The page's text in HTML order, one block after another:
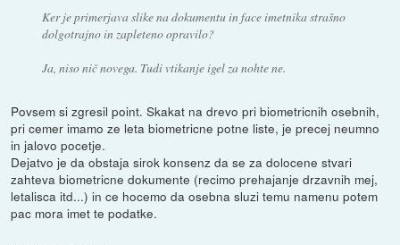
Ker je primerjava slike na dokumentu in face imetnika strašno
dolgotrajno in zapleteno opravilo?
Ja, niso nič novega. Tudi vtikanje igel za nohte ne.
Povsem si zgresil point. Skakat na drevo pri biometricnih osebnih,
pri cemer imamo ze leta biometricne potne liste, je precej neumno
in jalovo pocetje.
Dejatvo je da obstaja sirok konsenz da se za dolocene stvari
zahteva biometricne dokumente (recimo prehajanje drzavnih mej,
letalisca itd...) in ce hocemo da osebna sluzi temu namenu potem
pac mora imet te podatke.